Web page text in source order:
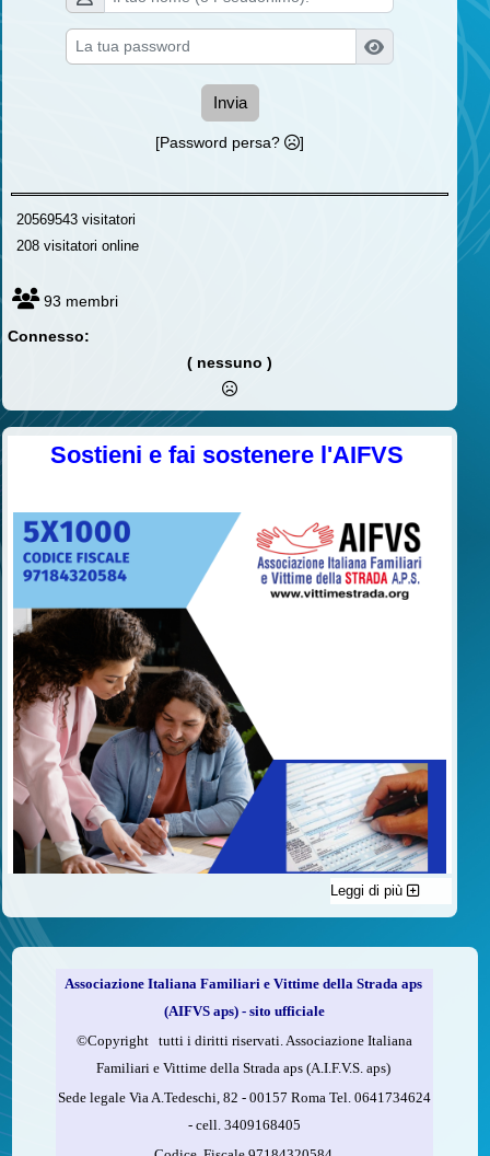
Invia
[Password persa? ]
20569543 visitatori
208 visitatori online
93 membri
Connesso:
( nessuno )
Sostieni e fai sostenere l'AIFVS
C'è un modo di contribuire alle attività dell’A.I.F.V.S. a favore
delle vittime della strada e per dare giustizia ai superstiti ed ai
loro familiari che non costa nulla: devolvere il 5 per mille della
Compila la scheda CUD o del modello 730.
Firma nel riquadro indicato come “Sostegno delle
organizzazioni non lucrative di utilità sociale, delle associazioni
Indica nel riquadro il codice fiscale dell’A.I.F.V.S.:
Leggi di più
Associazione Italiana Familiari e Vittime della Strada aps
(AIFVS aps) - sito ufficiale
©​Copyright tutti i diritti riservati. Associazione Italiana
Familiari e Vittime della Strada aps (A.I.F.V.S. aps)
Sede legale Via A.Tedeschi, 82 - 00157 Roma Tel. 0641734624
-cell.3409168405